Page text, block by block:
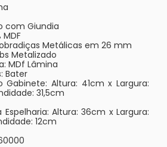
com Giundia
MDF
Metálicas em 26 mm
Metalizado
MDf Lâmina
Bater
Gabinete: Altura: 41cm x Largura:
31,5cm
Altura: 36cm x Largura:
12cm